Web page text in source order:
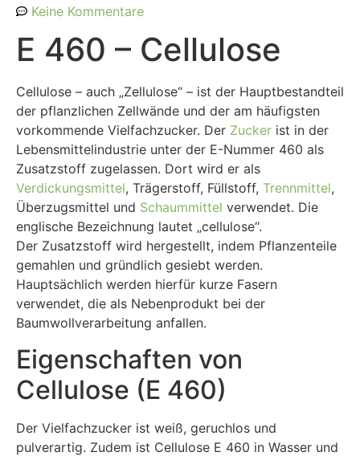
Keine Kommentare
E 460 – Cellulose
Cellulose – auch „Zellulose“ – ist der Hauptbestandteil
der pflanzlichen Zellwände und der am häufigsten
vorkommende Vielfachzucker. Der Zucker ist in der
Lebensmittelindustrie unter der E-Nummer 460 als
Zusatzstoff zugelassen. Dort wird er als
Verdickungsmittel, Trägerstoff, Füllstoff, Trennmittel,
Überzugsmittel und Schaummittel verwendet. Die
englische Bezeichnung lautet „cellulose“.
Der Zusatzstoff wird hergestellt, indem Pflanzenteile
gemahlen und gründlich gesiebt werden.
Hauptsächlich werden hierfür kurze Fasern
verwendet, die als Nebenprodukt bei der
Baumwollverarbeitung anfallen.
Eigenschaften von
Cellulose (E 460)
Der Vielfachzucker ist weiß, geruchlos und
pulverartig. Zudem ist Cellulose E 460 in Wasser und